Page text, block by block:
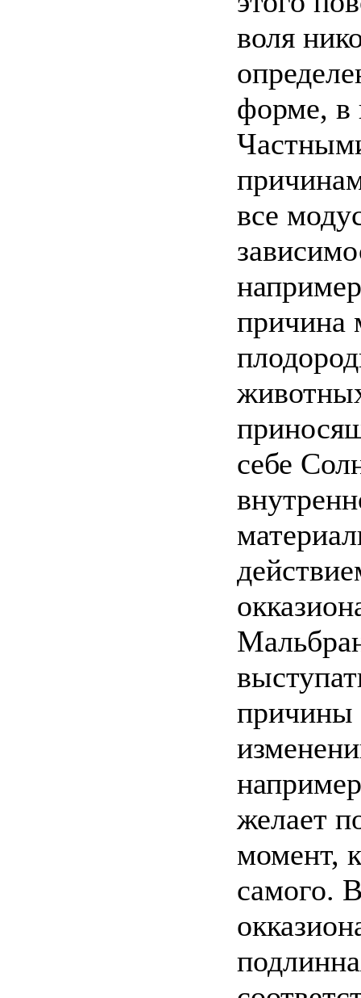
воля
форме, в
все
причина
себе
причины
желает
момент,
самого.